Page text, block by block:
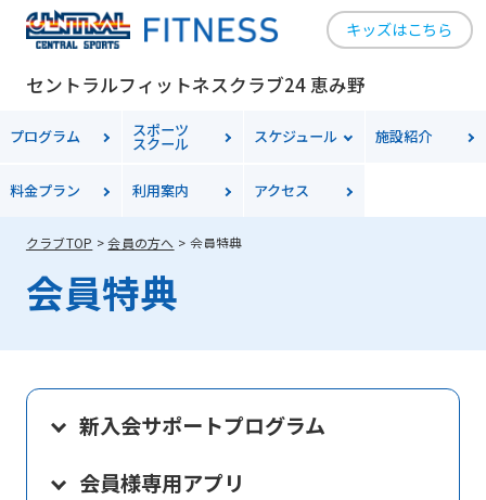
キッズはこちら
セントラルフィットネスクラブ24 恵み野
プログラム スポーツ
スクール スケジュール 施設紹介
料金プラン 利用案内 アクセス
クラブTOP 会員の方へ 会員特典
会員特典
新入会サポートプログラム
会員様専用アプリ